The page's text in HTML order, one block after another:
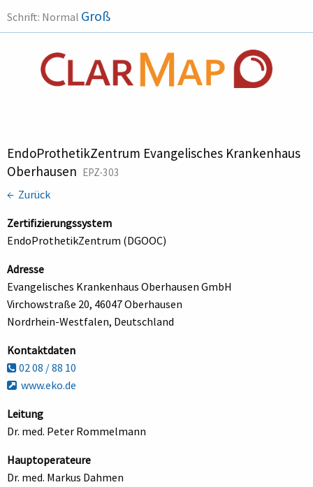
Schrift: Normal Groß
EndoProthetikZentrum Evangelisches Krankenhaus
Oberhausen EPZ-303
← Zurück
Zertifizierungssystem
EndoProthetikZentrum (DGOOC)
Adresse
Evangelisches Krankenhaus Oberhausen GmbH
Virchowstraße 20, 46047 Oberhausen
Nordrhein-Westfalen, Deutschland
Kontaktdaten
02 08 / 88 10
www.eko.de
Leitung
Dr. med. Peter Rommelmann
Hauptoperateure
Dr. med. Markus Dahmen